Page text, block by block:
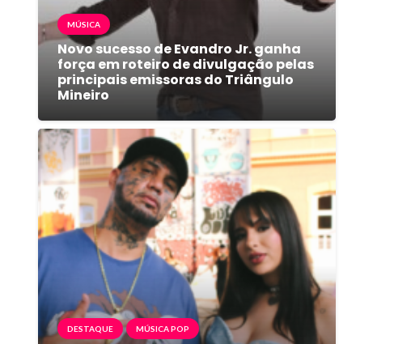
MÚSICA
Novo sucesso de Evandro Jr. ganha
força em roteiro de divulgação pelas
principais emissoras do Triângulo
Mineiro
DESTAQUE MÚSICA POP